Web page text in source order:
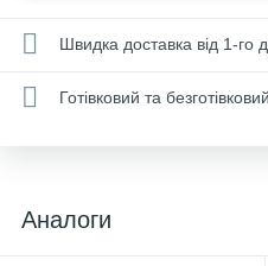
Швидка доставка від 1-го
Готівковий та
Аналоги